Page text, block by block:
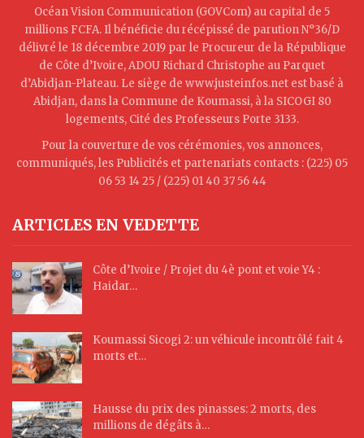
Océan Vision Communication (GOVCom) au capital de 5
millions FCFA. Il bénéficie du récépissé de parution N°36/D
délivré le 18 décembre 2019 par le Procureur de la République
de Côte d’Ivoire, ADOU Richard Christophe au Parquet
d’Abidjan-Plateau. Le siège de www.justeinfos.net est basé à
Abidjan, dans la Commune de Koumassi, à la SICOGI 80
logements, Cité des Professeurs Porte 3133.
Pour la couverture de vos cérémonies, vos annonces,
communiqués, les Publicités et partenariats contacts : (225) 05
06 53 14 25 / (225) 01 40 37 56 44
ARTICLES EN VEDETTE
Côte d’Ivoire / Projet du 4è pont et voie Y4 :
Haidar…
Koumassi Sicogi 2: un véhicule incontrôlé fait 4
morts et…
Hausse du prix des pinasses: 2 morts, des
millions de dégâts à…